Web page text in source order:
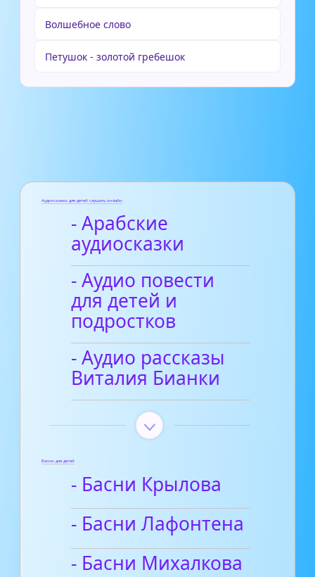
Волшебное слово
Петушок - золотой гребешок
Аудиосказки для детей слушать онлайн
- Арабские
аудиосказки
- Аудио повести
для детей и
подростков
- Аудио рассказы
Виталия Бианки
Басни для детей
- Басни Крылова
- Басни Лафонтена
- Басни Михалкова